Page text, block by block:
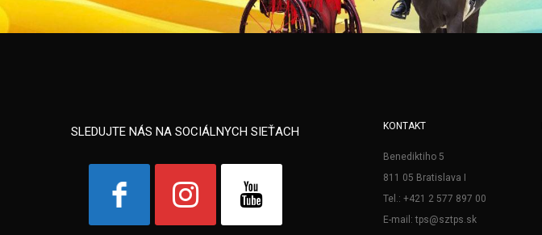
SLEDUJTE NÁS NA SOCIÁLNYCH SIEŤACH KONTAKT
Benediktiho 5
811 05 Bratislava I
Tel.: +421 2 577 897 00
E-mail: tps@sztps.sk